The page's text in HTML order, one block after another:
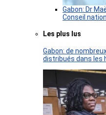
Gabon: Dr
Conseil
Les plus lus
Gabon: de
distribués dans les